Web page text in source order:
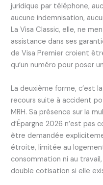
juridique par téléphone,
aucune indemnisation,
La Visa Classic, elle, ne
assistance dans ses
de Visa Premier croient
qu’un numéro pour poser
La deuxième forme, c’est
recours suite à accident
MRH. Sa présence sur la
d’Épargne 2026 n’est
être demandée
étroite, limitée au
consommation ni au
double cotisation si elle